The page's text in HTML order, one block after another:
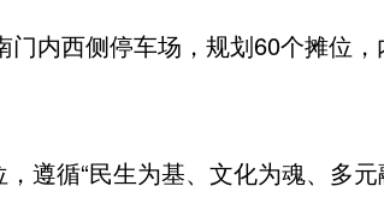
内西侧停车场，规划60个摊位，
遵循“民生为基、文化为魂、多